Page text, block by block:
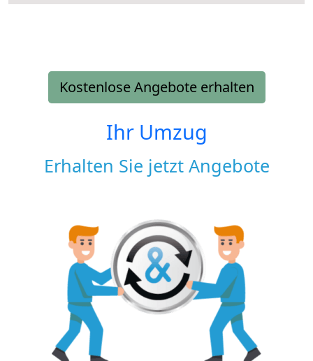
Kostenlose Angebote erhalten
Ihr Umzug
Erhalten Sie jetzt Angebote